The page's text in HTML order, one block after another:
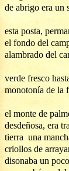
de
Tenía
esta posta,
el fondo del
Pero
verde fresco
En
el monte de
desdeñosa, era
tierra una
criollos de
disonaba un